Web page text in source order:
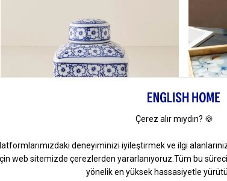
Valerie Porselen Vazo 15 Cm Mavi Georgia